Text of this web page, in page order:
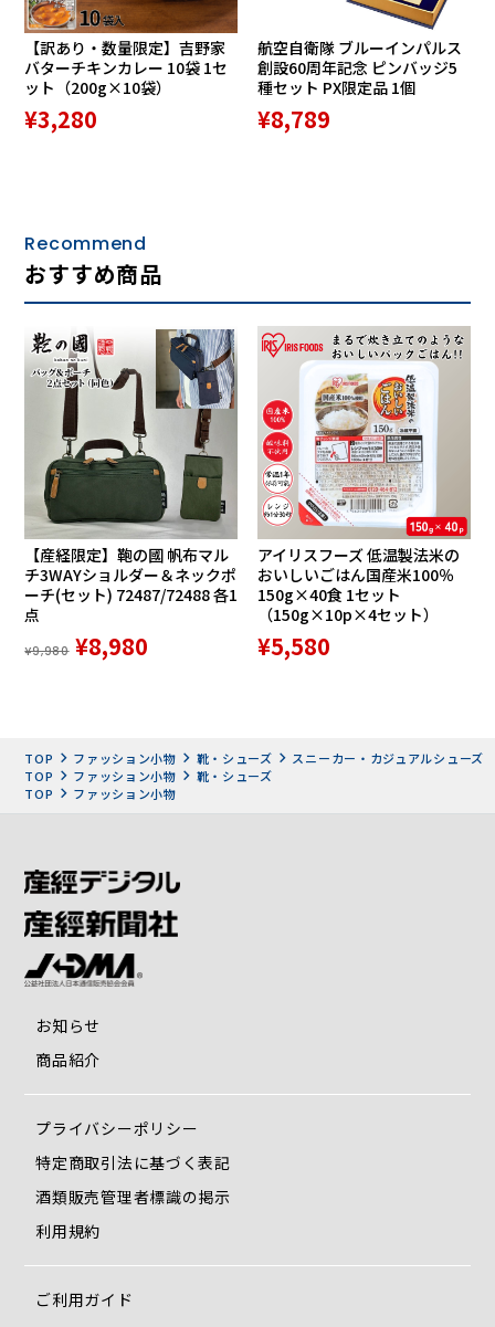
た
アシックス商事従来品との比較実験では、ひざ内反角度の変
化が半分以下に減少。負担軽減効果が実証されました。
た。
ひざの不安を軽減して普段の生活をスムーズにするためのシ
ューズとして、歩行動作の改善とひざ関節への負担軽減効果
【訳あり・数量限定】吉野家
バターチキンカレー 10袋 1セ
ット（200g×10袋）
¥3,280
航空自衛隊 ブルーインパルス
創設60周年記念 ピンバッジ5
種セット PX限定品 1個
¥8,789
Recommend
おすすめ商品
【産経限定】鞄の國 帆布マル
チ3WAYショルダー＆ネックポ
ーチ(セット) 72487/72488 各1
点
¥9,980 ¥8,980
アイリスフーズ 低温製法米の
おいしいごはん国産米100％
150g×40食 1セット
（150g×10p×4セット）
¥5,580
TOP ファッション小物 靴・シューズ
スニーカー・カジュアルシューズ
TOP
ファッション小物
靴・シューズ
TOP
ファッション小物
お知らせ
商品紹介
プライバシーポリシー
特定商取引法に基づく表記
酒類販売管理者標識の掲示
利用規約
ご利用ガイド